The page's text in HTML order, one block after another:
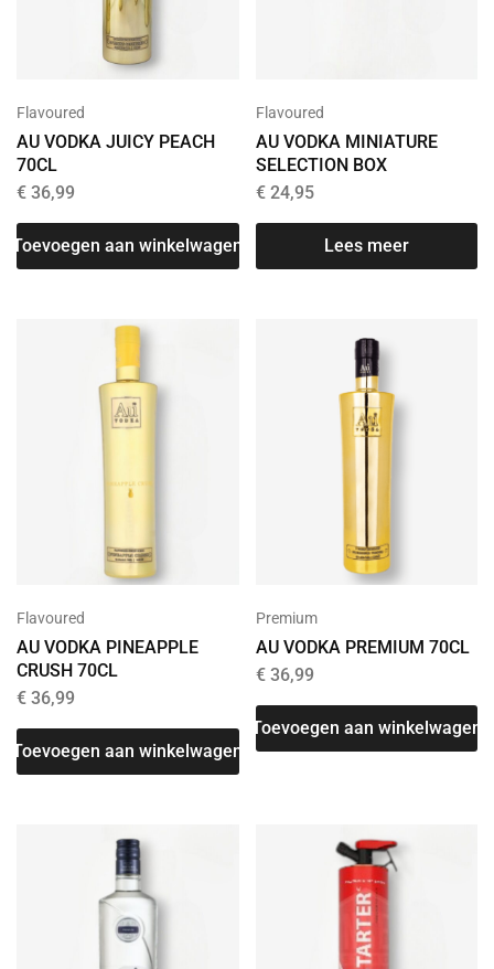
Flavoured
AU VODKA JUICY PEACH
70CL
€ 36,99
Toevoegen aan winkelwagen
Flavoured
AU VODKA MINIATURE
SELECTION BOX
€24,95
Lees meer
Flavoured
AU VODKA PINEAPPLE
CRUSH 70CL
€ 36,99
Toevoegen aan winkelwagen
Premium
AU VODKA PREMIUM 70CL
€36,99
Toevoegen aan winkelwagen